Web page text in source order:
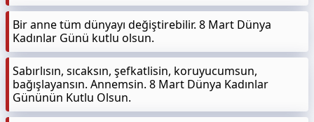
Bir anne tüm dünyayı değiştirebilir. 8 Mart Dünya
Kadınlar Günü kutlu olsun.
Sabırlısın, sıcaksın, şefkatlisin, koruyucumsun,
bağışlayansın. Annemsin. 8 Mart Dünya Kadınlar
Gününün Kutlu Olsun.